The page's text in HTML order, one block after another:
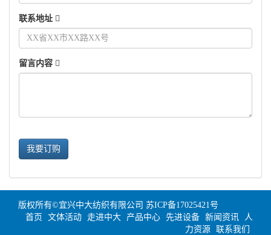
联系地址
留言内容
我要订购
版权所有©宜兴中大纺织有限公司 苏ICP备17025421号
首页
文体活动 走进中大 产品中心 先进设备 新闻资讯
人
力资源
联系我们